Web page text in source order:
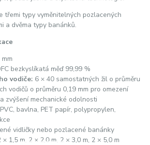
třemi typy vyměnitelných pozlacených
a dvěma typy banánků.
bezkyslíkatá měď 99,99 %
vodiče: 6 × 40 samostatných žil o průměru
vodičů o průměru 0,19 mm pro omezení
zvýšení mechanické odolnosti
PVC, bavlna, PET papír, polypropylen,
vidličky nebo pozlacené banánky
× 1,5 m, 2 × 2,0 m, 2 × 3,0 m, 2 × 5,0 m